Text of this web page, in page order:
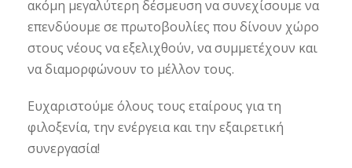
ακόμη μεγαλύτερη δέσμευση να συνεχίσουμε να
επενδύουμε σε πρωτοβουλίες που δίνουν χώρο
στους νέους να εξελιχθούν, να συμμετέχουν και
να διαμορφώνουν το μέλλον τους.
Ευχαριστούμε όλους τους εταίρους για τη
φιλοξενία, την ενέργεια και την εξαιρετική
συνεργασία!